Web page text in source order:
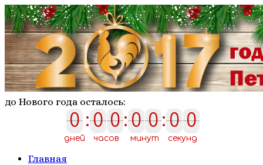
до Нового года осталось:
0
0
дней
:0
0 0
0
часов
:0
0 0
0
минут
:0
0 0
0
секунд
Главная